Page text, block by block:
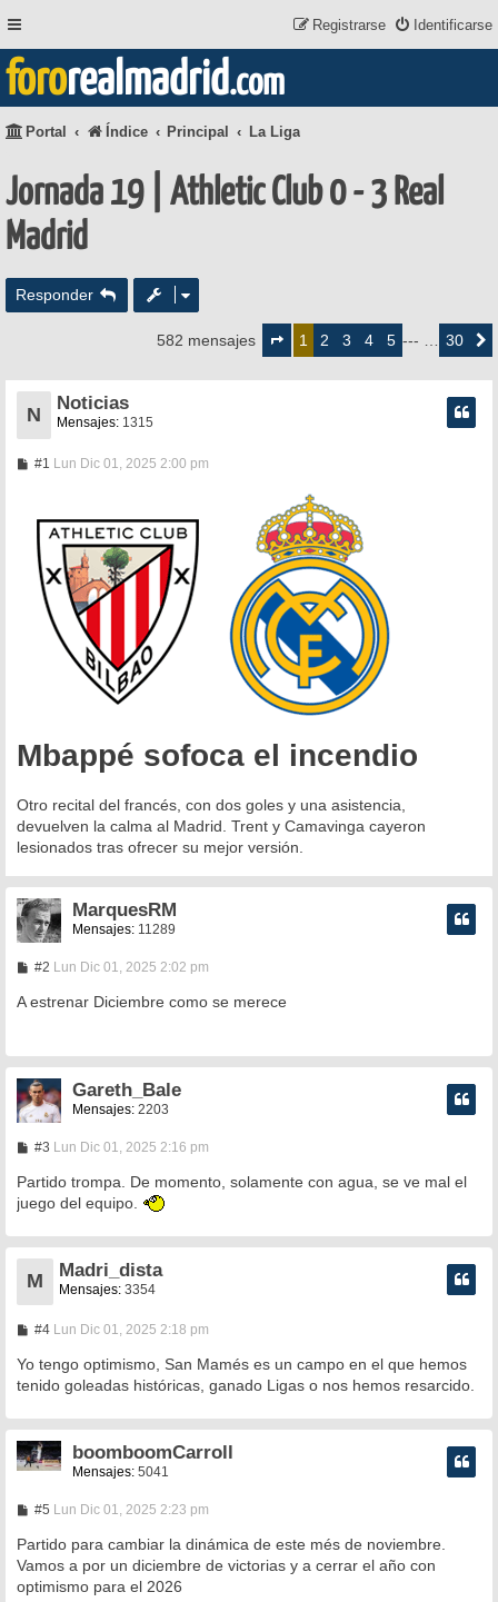
Identificarse
Registrarse
fororealmadrid.com
Portal Índice Principal La Liga
Jornada 19 | Athletic Club 0 - 3 Real
Madrid
Responder
582 mensajes
de
1 2 3 4 5 --- … 30
N
Noticias
Mensajes: 1315
#1 M
a
j
Lun Dic 01, 2025 2:00 pm
Mbappé sofoca el incendio
Otro recital del francés, con dos goles y una asistencia,
devuelven la calma al Madrid. Trent y Camavinga cayeron
lesionados tras ofrecer su mejor versión.
MarquesRM
Mensajes: 11289
#2M
n
s
e
Lun Dic 01, 2025 2:02 pm
A estrenar Diciembre como se merece
Gareth_Bale
Mensajes: 2203
#3M
n
s
a
e
Lun Dic 01, 2025 2:16 pm
Partido trompa. De momento, solamente con agua, se ve mal el
juego del equipo.
M
Madri_dista
Mensajes: 3354
#4M
n
a
e
Lun Dic 01, 2025 2:18 pm
Yo tengo optimismo, San Mamés es un campo en el que hemos
tenido goleadas históricas, ganado Ligas o nos hemos resarcido.
boomboomCarroll
Mensajes: 5041
#5M
n
a
j
Lun Dic 01, 2025 2:23 pm
Partido para cambiar la dinámica de este més de noviembre.
Vamos a por un diciembre de victorias y a cerrar el año con
optimismo para el 2026